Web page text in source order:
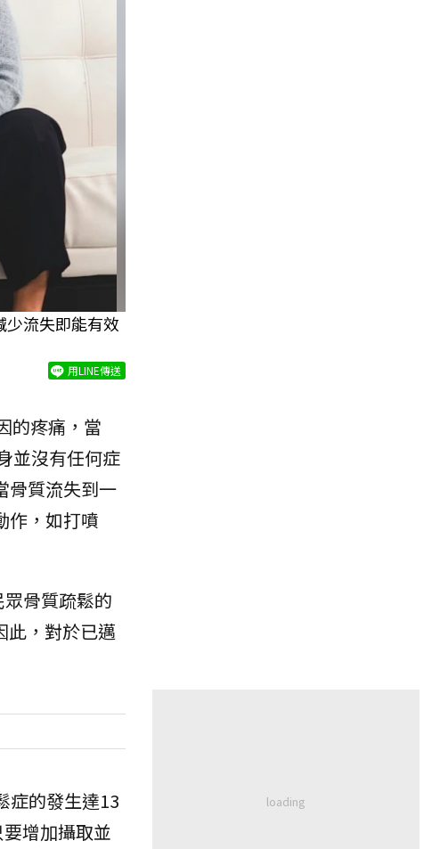
流失即能有效
用LINE傳送
的疼痛，當
並沒有任何症
骨質流失到一
作，如打噴
骨質疏鬆的
此，對於已邁
症的發生達13
增加攝取並